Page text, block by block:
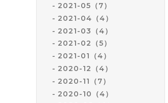
2021-05（7）
2021-04（4）
2021-03（4）
2021-02（5）
2021-01（4）
2020-12（4）
2020-11（7）
2020-10（4）